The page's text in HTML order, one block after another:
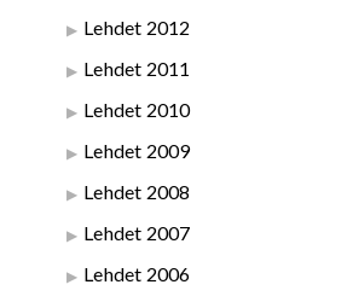
Lehdet 2012
Lehdet 2011
Lehdet 2010
Lehdet 2009
Lehdet 2008
Lehdet 2007
Lehdet 2006